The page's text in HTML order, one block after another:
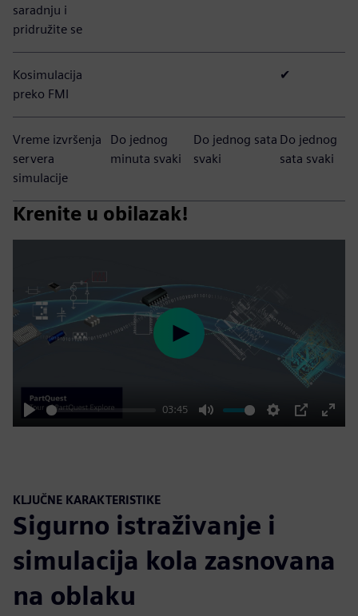
saradnju i
pridružite se
Kosimulacija
preko FMI
✔
Vreme izvršenja
servera
simulacije
Do jednog
minuta svaki
Do jednog sata
svaki
Do jednog
sata svaki
Krenite u obilazak!
Play
03:45
Mute Settings
PIP
Enter
Play
KLJUČNE KARAKTERISTIKE
Sigurno istraživanje i
simulacija kola zasnovana
na oblaku